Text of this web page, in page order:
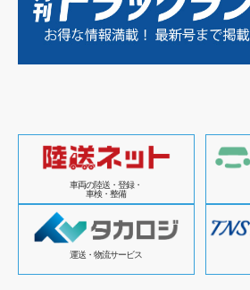
車両の陸送・登録・
車検・整備
運送・物流サービス